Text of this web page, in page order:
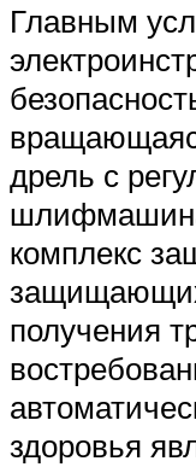
Главным
дрель с
комплекс
получения
здоровья